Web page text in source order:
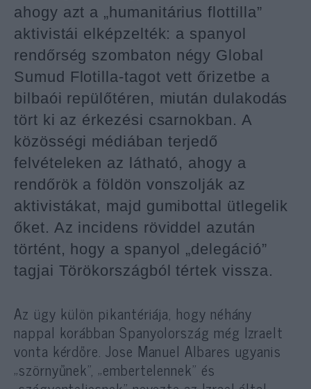
ahogy azt a „humanitárius flottilla”
aktivistái elképzelték: a spanyol
rendőrség szombaton négy Global
Sumud Flotilla-tagot vett őrizetbe a
bilbaói repülőtéren, miután dulakodás
tört ki az érkezési csarnokban. A
közösségi médiában terjedő
felvételeken az látható, ahogy a
rendőrök a földön vonszolják az
aktivistákat, majd gumibottal ütlegelik
őket. Az incidens röviddel azután
történt, hogy a spanyol „delegáció”
tagjai Törökországból tértek vissza.
Az ügy külön pikantériája, hogy néhány
nappal korábban Spanyolország még Izraelt
vonta kérdőre. Jose Manuel Albares ugyanis
„szörnyűnek”, „embertelennek” és